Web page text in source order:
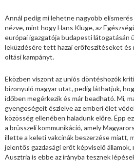
Annál pedig mi lehetne nagyobb
nézve, mint hogy Hans Kluge, az
európai igazgatója budapesti látogatásán
leküzdésére tett hazai erőfeszítéseket
oltási kampányt.
Eközben viszont az uniós döntéshozók
bizonyuló magyar utat, pedig láthatjuk,
időben megérkezik és már beadható. Mi,
gyengeségeit észlelve az emberi élet
közösség ellenében haladunk előre. Épp
a brüsszeli kommunikáció, amely
illette a keleti vakcinák beszerzése miatt,
jelentős gazdasági erőt képviselő
Ausztria is ebbe az irányba tesznek